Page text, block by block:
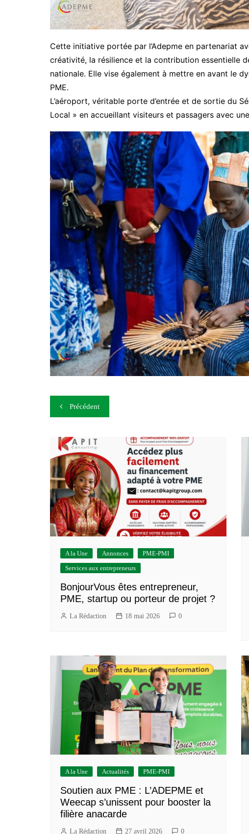
Cette initiative portée par l’Adepme en partenariat
créativité, la résilience et la contribution essentielle
nationale. Elle vise également à mettre en avant le
PME.
L’aéroport, véritable porte d’entrée et de sortie du
Local » en accueillant visiteurs et passagers avec
Navigation
de
l’article
Précédent
A la Une Annonces
PME-PMI
Services aux entrepreneurs
BonjourVous êtes entrepreneur,
PME, startup ou porteur de projet ?
La Rédaction 18 mai 2026 0
A la Une Actualités PME-PMI
Soutien aux PME : L’ADEPME et
Weecap s’unissent pour booster la
filière anacarde
La Rédaction 27 avril 2026 0